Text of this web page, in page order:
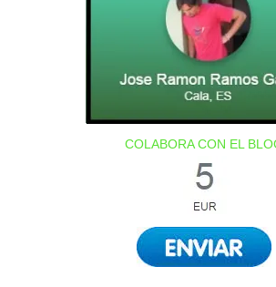
COLABORA CON EL